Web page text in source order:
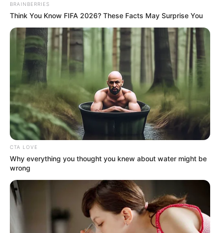
LIHAT ARTIKEL LAINNYA
BRAINBERRIES
Think You Know FIFA 2026? These Facts May Surprise You
CTA LOVE
Why everything you thought you knew about water might be
wrong